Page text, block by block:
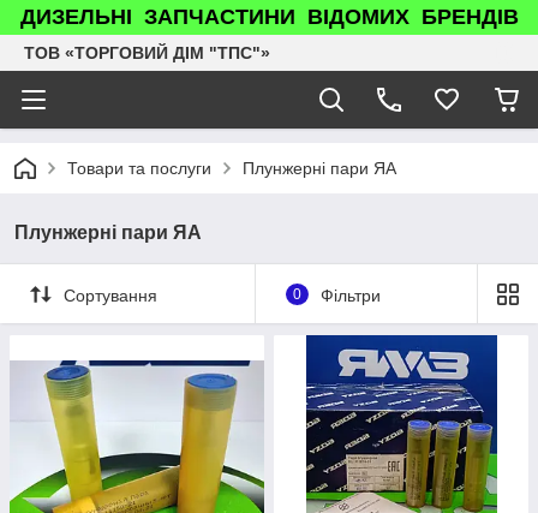
ДИЗЕЛЬНІ ЗАПЧАСТИНИ ВІДОМИХ БРЕНДІВ
ТОВ «ТОРГОВИЙ ДІМ "ТПС"»
Товари та послуги Плунжерні пари ЯА
Плунжерні пари ЯА
Сортування 0 Фільтри